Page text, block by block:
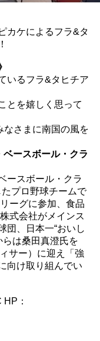
カケによるフラ&タ
いるフラ&タヒチア
とを嬉しく思って
なさまに南国の風を
ースボール・クラ
ースボール・クラ
プロ野球チームで
ーグに参加、食品
式会社がメインス
団、日本一“おいし
らは桑田真澄氏を
サー）に迎え「強
向け取り組んでい
：